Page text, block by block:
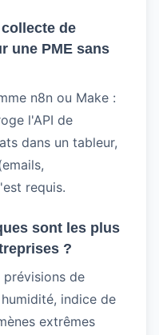
de
une PME sans
n8n ou Make :
l'API de
dans un tableur,
requis.
sont les plus
?
prévisions de
indice de
extrêmes